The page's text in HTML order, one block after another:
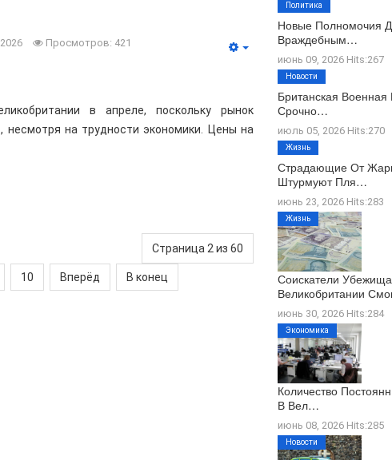
Просмотров: 421
в апреле, поскольку рынок
на трудности экономики. Цены на
Страница 2 из 60
10 Вперёд В конец
Новые Полномочия
Враждебным…
июнь 09, 2026 Hits:267
Политика
Британская
Срочно…
июль 05, 2026 Hits:270
Новости
Страдающие От
Штурмуют Пля…
июнь 23, 2026 Hits:283
Жизнь
Соискатели
Великобритании
июнь 30, 2026 Hits:284
Жизнь
Количество
В Вел…
июнь 08, 2026 Hits:285
Экономика
Новости